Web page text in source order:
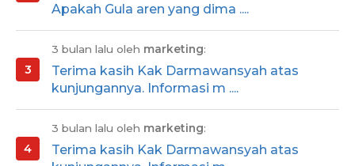
Apakah Gula aren yang dima ....
3 bulan lalu oleh marketing:
Terima kasih Kak Darmawansyah atas
kunjungannya. Informasi m ....
3 bulan lalu oleh marketing:
Terima kasih Kak Darmawansyah atas